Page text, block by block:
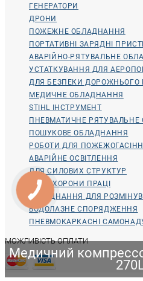
Медичний
ГЕНЕРАТОРИ
ДРОНИ
ПОЖЕЖНЕ ОБЛАДНАННЯ
ПОРТАТИВНІ ЗАРЯДНІ
АВАРІЙНО-РЯТУВАЛЬНЕ
УСТАТКУВАННЯ ДЛЯ
ДЛЯ БЕЗПЕКИ ДОРОЖНЬОГО
МЕДИЧНЕ ОБЛАДНАННЯ
STIHL ІНСТРУМЕНТ
ПНЕВМАТИЧНЕ РЯТУВАЛЬНЕ
ПОШУКОВЕ ОБЛАДНАННЯ
РОБОТИ ДЛЯ
АВАРІЙНЕ ОСВІТЛЕННЯ
ДЛЯ СИЛОВИХ СТРУКТУР
ДЛЯ ОХОРОНИ ПРАЦІ
ОБЛАДНАННЯ ДЛЯ
ВОДОЛАЗНЕ СПОРЯДЖЕННЯ
ПНЕВМОКАРКАСНІ
МОЖЛИВІСТЬ ОПЛАТИ